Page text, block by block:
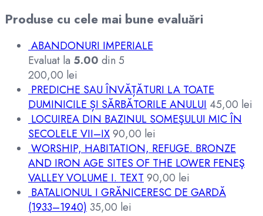
Produse cu cele mai bune evaluări
ABANDONURI IMPERIALE
Evaluat la 5.00 din 5
200,00 lei
PREDICHE SAU ÎNVĂȚĂTURI LA TOATE
DUMINICILE ȘI SĂRBĂTORILE ANULUI 45,00 lei
LOCUIREA DIN BAZINUL SOMEŞULUI MIC ÎN
SECOLELE VII–IX90,00 lei
WORSHIP, HABITATION, REFUGE. BRONZE
AND IRON AGE SITES OF THE LOWER FENEŞ
VALLEY VOLUME I. TEXT 90,00 lei
BATALIONUL I GRĂNICERESC DE GARDĂ
(1933–1940) 35,00 lei